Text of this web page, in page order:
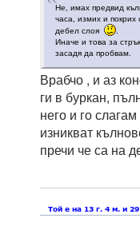
Не, имах предвид
часа, измих и
дебел слоя
.
Иначе и това за
засадя да пробвам.
Врабчо , и аз
ги в буркан,
него и го
изникват
пречи че са на